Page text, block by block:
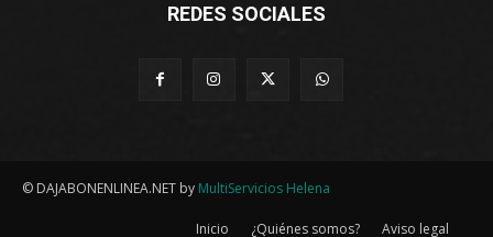
REDES SOCIALES
© DAJABONENLINEA.NET by MultiServicios Helena
Inicio ¿Quiénes somos? Aviso legal